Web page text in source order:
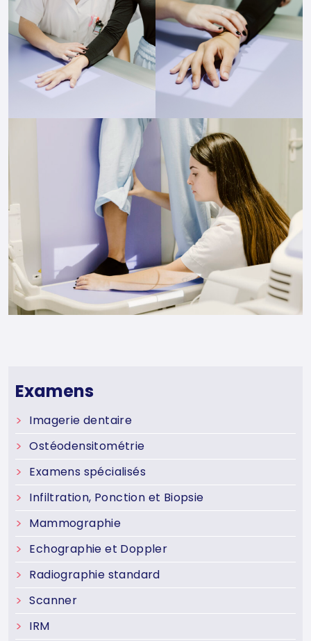
Examens
Imagerie dentaire
Ostéodensitométrie
Examens spécialisés
Infiltration, Ponction et Biopsie
Mammographie
Echographie et Doppler
Radiographie standard
Scanner
IRM